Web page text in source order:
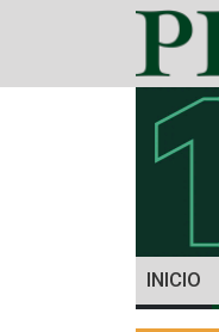
INICIO